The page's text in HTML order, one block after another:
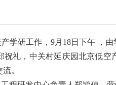
学研工作，9月18日下午 ，
祝礼，中关村延庆园北京低空
。